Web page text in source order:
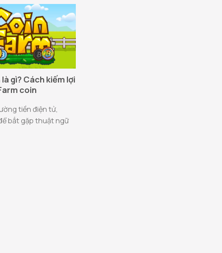
gì? Cách kiếm lợi
coin
tiền điện tử,
bắt gặp thuật ngữ